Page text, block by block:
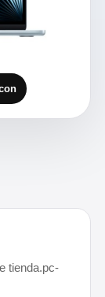
tienda.pc-